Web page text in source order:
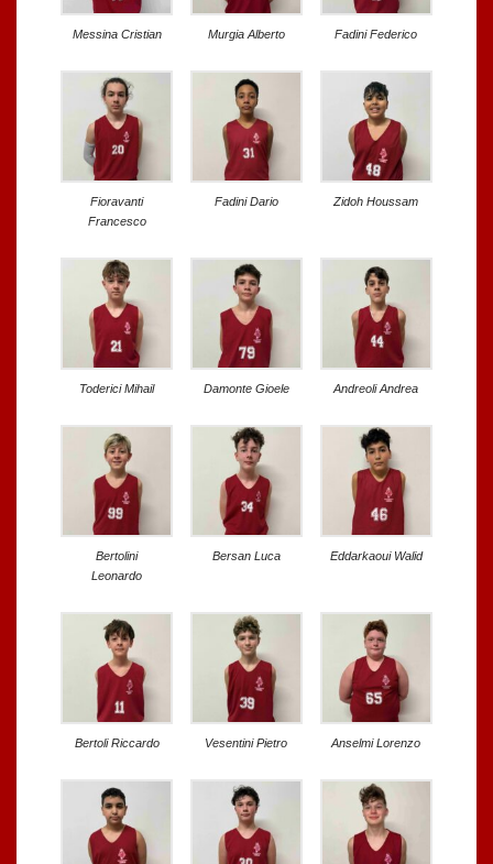
Messina Cristian Murgia Alberto Fadini Federico
Fioravanti
Francesco
Fadini Dario Zidoh Houssam
Toderici Mihail Damonte Gioele Andreoli Andrea
Bertolini
Leonardo
Bersan Luca Eddarkaoui Walid
Bertoli Riccardo Vesentini Pietro Anselmi Lorenzo